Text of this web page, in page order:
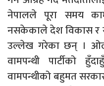
नेपालले पूरा समय
नसकेकाले देश विकास र
उल्लेख गरेका छन् ।
वामपन्थी पार्टीको
वामपन्थीको बहुमत